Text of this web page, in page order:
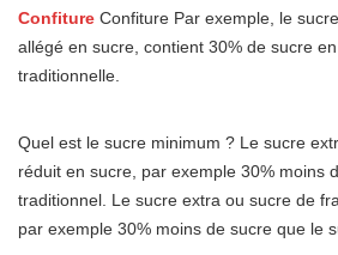
Confiture Confiture Par exemple, le
allégé en sucre, contient 30% de sucre
traditionnelle.
Quel est le sucre minimum ? Le sucre
réduit en sucre, par exemple 30% moins
traditionnel. Le sucre extra ou sucre de
par exemple 30% moins de sucre que le